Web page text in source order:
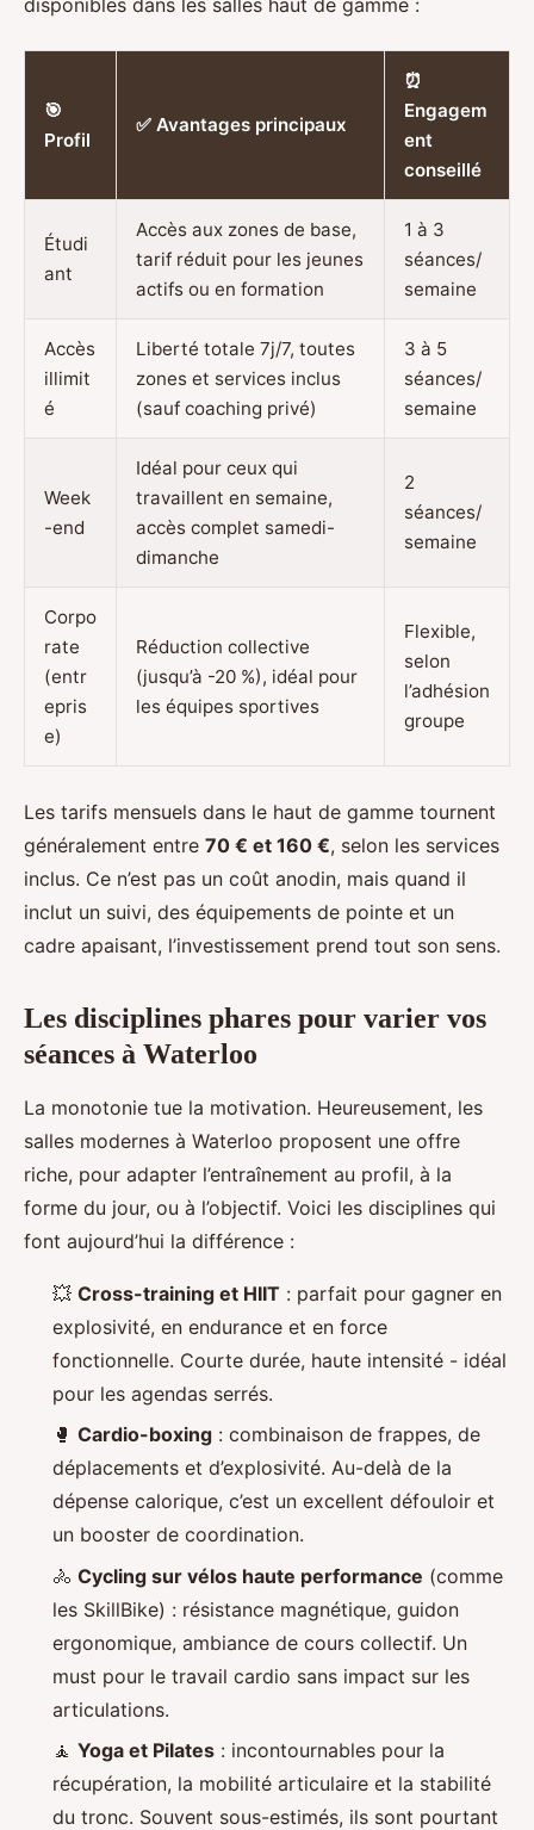
🎯
Profil
✅ Avantages principaux
⏰
Engagem
ent
conseillé
Étudi
ant
Accès aux zones de base,
tarif réduit pour les jeunes
actifs ou en formation
1 à 3
séances/
semaine
Accès
illimit
é
Liberté totale 7j/7, toutes
zones et services inclus
(sauf coaching privé)
3 à 5
séances/
semaine
Week
-end
Idéal pour ceux qui
travaillent en semaine,
accès complet samedi-
dimanche
2
séances/
semaine
Corpo
rate
(entr
epris
e)
Réduction collective
(jusqu’à -20 %), idéal pour
les équipes sportives
Flexible,
selon
l’adhésion
groupe
Les tarifs mensuels dans le haut de gamme tournent
généralement entre 70 € et 160 €, selon les services
inclus. Ce n’est pas un coût anodin, mais quand il
inclut un suivi, des équipements de pointe et un
cadre apaisant, l’investissement prend tout son sens.
Les disciplines phares pour varier vos
séances à Waterloo
La monotonie tue la motivation. Heureusement, les
salles modernes à Waterloo proposent une offre
riche, pour adapter l’entraînement au profil, à la
forme du jour, ou à l’objectif. Voici les disciplines qui
font aujourd’hui la différence :
💥 Cross-training et HIIT : parfait pour gagner en
explosivité, en endurance et en force
fonctionnelle. Courte durée, haute intensité - idéal
pour les agendas serrés.
🥊 Cardio-boxing : combinaison de frappes, de
déplacements et d’explosivité. Au-delà de la
dépense calorique, c’est un excellent défouloir et
un booster de coordination.
🚴 Cycling sur vélos haute performance (comme
les SkillBike) : résistance magnétique, guidon
ergonomique, ambiance de cours collectif. Un
must pour le travail cardio sans impact sur les
articulations.
🧘 Yoga et Pilates : incontournables pour la
récupération, la mobilité articulaire et la stabilité
du tronc. Souvent sous-estimés, ils sont pourtant